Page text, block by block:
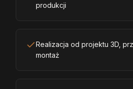
produkcji
Realizacja od projektu 3D,
montaż